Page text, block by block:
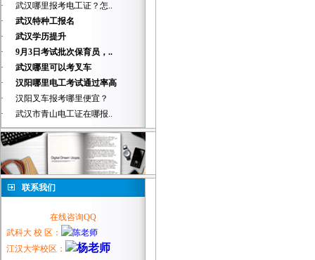
·
武汉哪里报考电工证？怎..
·
武汉特种工报名
·
武汉学历提升
·
9月3日考试批次保育员，..
·
武汉哪里可以考叉车
·
汉阳哪里电工考试通过率高
·
汉阳叉车报考哪里便宜？
·
武汉市青山电工证在哪报..
联系我们
在线咨询QQ
武科大 校 区：
江汉大学校区：